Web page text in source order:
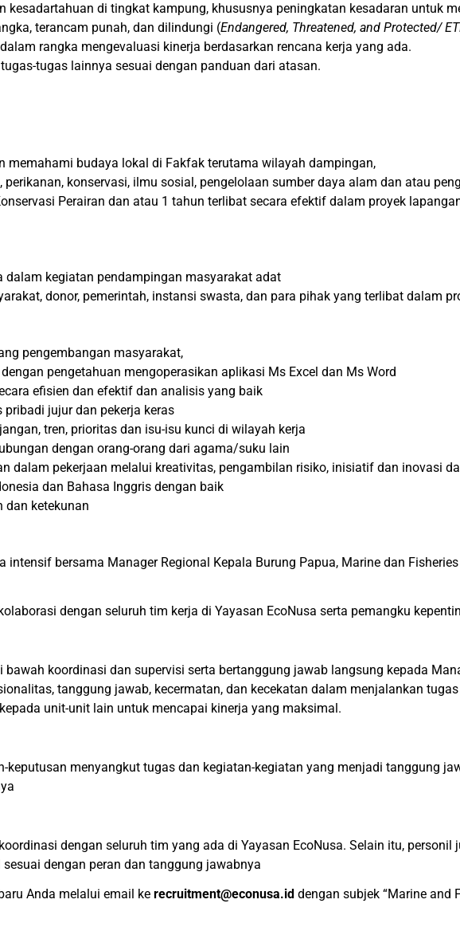
kesadartahuan di tingkat kampung, khususnya peningkatan kesadaran untuk
terancam punah, dan dilindungi (Endangered, Threatened, and Protected/
rangka mengevaluasi kinerja berdasarkan rencana kerja yang ada.
tugas lainnya sesuai dengan panduan dari atasan.
memahami budaya lokal di Fakfak terutama wilayah dampingan,
konservasi, ilmu sosial, pengelolaan sumber daya alam dan atau
Perairan dan atau 1 tahun terlibat secara efektif dalam proyek
kegiatan pendampingan masyarakat adat
donor, pemerintah, instansi swasta, dan para pihak yang terlibat dalam
pengembangan masyarakat,
pengetahuan mengoperasikan aplikasi Ms Excel dan Ms Word
efisien dan efektif dan analisis yang baik
jujur dan pekerja keras
tren, prioritas dan isu-isu kunci di wilayah kerja
dengan orang-orang dari agama/suku lain
dalam pekerjaan melalui kreativitas, pengambilan risiko, inisiatif dan inovasi
dan Bahasa Inggris dengan baik
dan ketekunan
intensif bersama Manager Regional Kepala Burung Papua, Marine dan
dengan seluruh tim kerja di Yayasan EcoNusa serta pemangku
koordinasi dan supervisi serta bertanggung jawab langsung kepada
tanggung jawab, kecermatan, dan kecekatan dalam menjalankan
unit-unit lain untuk mencapai kinerja yang maksimal.
menyangkut tugas dan kegiatan-kegiatan yang menjadi tanggung
dengan seluruh tim yang ada di Yayasan EcoNusa. Selain itu, personil
dengan peran dan tanggung jawabnya
Anda melalui email ke recruitment@econusa.id dengan subjek “Marine and